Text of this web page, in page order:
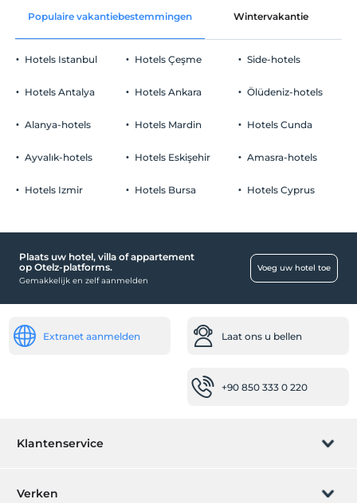
Gemeenschappelijke ruimtes en alle
Parkeerplaats
Vrij Priveparkeren
Openbare plaatsen
Tuin
Uitchecken
Voor 12:00
huisdier
Baby's jonger dan 2 worden niet in rekening gebracht
Populaire vakantiebestemmingen Wintervakantie
Hotels Istanbul
Hotels Antalya
Alanya-hotels
Ayvalık-hotels
Hotels Izmir
Hotels Çeşme
Hotels Ankara
Hotels Mardin
Hotels Eskişehir
Hotels Bursa
Side-hotels
Ölüdeniz-hotels
Hotels Cunda
Amasra-hotels
Hotels Cyprus
Plaats uw hotel, villa of appartement
op Otelz-platforms.
Gemakkelijk en zelf aanmelden
Voeg uw hotel toe
Extranet aanmelden Laat ons u bellen
+90 850 333 0 220
Klantenservice
Boeking beheren
Verken